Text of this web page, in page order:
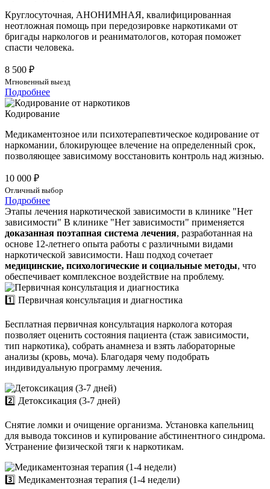
Круглосуточная, АНОНИМНАЯ, квалифицированная
неотложная помощь при передозировке наркотиками от
бригады наркологов и реаниматологов, которая поможет
спасти человека.
8 500 ₽
Мгновенный выезд
Подробнее
Кодирование
Медикаментозное или психотерапевтическое кодирование от
наркомании, блокирующее влечение на определенный срок,
позволяющее зависимому восстановить контроль над жизнью.
10 000 ₽
Отличный выбор
Подробнее
Этапы лечения наркотической зависимости в клинике "Нет
зависимости" В клинике "Нет зависимости" применяется
доказанная поэтапная система лечения, разработанная на
основе 12-летнего опыта работы с различными видами
наркотической зависимости. Наш подход сочетает
медицинские, психологические и социальные методы, что
обеспечивает комплексное воздействие на проблему.
1️⃣ Первичная консультация и диагностика
Бесплатная первичная консультация нарколога которая
позволяет оценить состояния пациента (стаж зависимости,
тип наркотика), собрать анамнеза и взять лабораторные
анализы (кровь, моча). Благодаря чему подобрать
индивидуальную программу лечения.
2️⃣ Детоксикация (3-7 дней)
Снятие ломки и очищение организма. Установка капельниц
для вывода токсинов и купирование абстинентного синдрома.
Устранение физической тяги к наркотикам.
3️⃣ Медикаментозная терапия (1-4 недели)